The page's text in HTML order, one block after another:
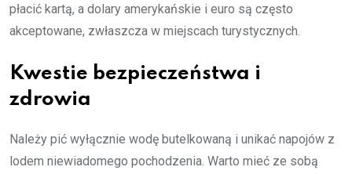
płacić kartą, a dolary amerykańskie i euro są często
akceptowane, zwłaszcza w miejscach turystycznych.
Kwestie bezpieczeństwa i
zdrowia
Należy pić wyłącznie wodę butelkowaną i unikać napojów z
lodem niewiadomego pochodzenia. Warto mieć ze sobą